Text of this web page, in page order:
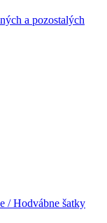
a pozostalých
/ Hodvábne šatky